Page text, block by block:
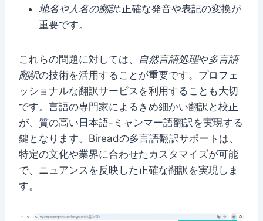
地名や人名の翻訳:正確な発音や表記の変換が
重要です。
これらの問題に対しては、 自然言語処理や多言語
翻訳の技術を活用することが重要です。プロフェ
ッショナルな翻訳サービスを利用することも大切
です。言語の専門家によるきめ細かい翻訳と校正
が、質の高い日本語-ミャンマー語翻訳を実現する
鍵となります。Bireadの多言語翻訳サポートは、
特定の文化や業界に合わせたカスタマイズが可能
で、ニュアンスを反映した正確な翻訳を実現しま
す。